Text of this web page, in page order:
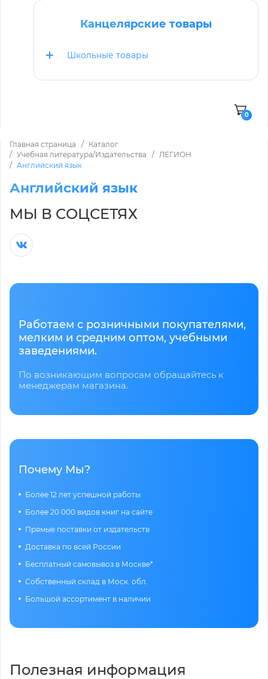
Канцелярские товары
Школьные товары
0
Главная страница
Каталог
Учебная литература/Издательства
ЛЕГИОН
Английский язык
Английский язык
МЫ В СОЦСЕТЯХ
Работаем с розничными покупателями,
мелким и средним оптом, учебными
заведениями.
По возникающим вопросам обращайтесь к
менеджерам магазина.
Почему Мы?
Более 12 лет успешной работы
Более 20 000 видов книг на сайте
Прямые поставки от издательств
Доставка по всей России
Бесплатный самовывоз в Москве*
Собственный склад в Моск. обл.
Большой ассортимент в наличии
Полезная информация